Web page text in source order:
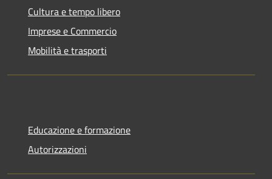
Cultura e tempo libero
Imprese e Commercio
Mobilità e trasporti
Educazione e formazione
Autorizzazioni